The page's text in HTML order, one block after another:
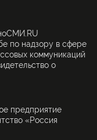
по надзору в сфере
коммуникаций
о
предприятие
«Россия